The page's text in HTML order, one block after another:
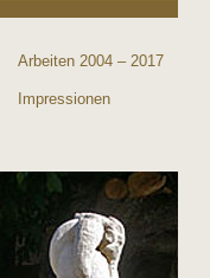
Arbeiten 2004 – 2017
Impressionen